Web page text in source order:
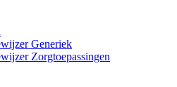
Generiek
Zorgtoepassingen